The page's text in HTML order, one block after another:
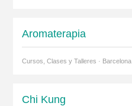
Aromaterapia
Cursos, Clases y Talleres · Barcelona
Chi Kung